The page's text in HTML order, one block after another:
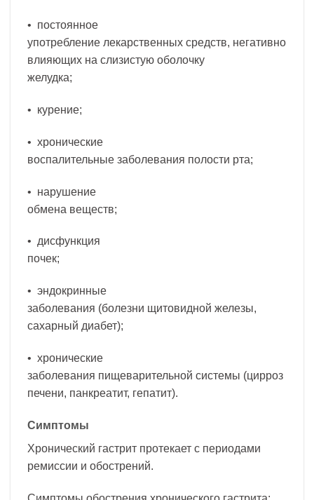
• постоянное
употребление лекарственных средств, негативно
влияющих на слизистую оболочку
желудка;
• курение;
• хронические
воспалительные заболевания полости рта;
• нарушение
обмена веществ;
• дисфункция
почек;
• эндокринные
заболевания (болезни щитовидной железы,
сахарный диабет);
• хронические
заболевания пищеварительной системы (цирроз
печени, панкреатит, гепатит).
Симптомы
Хронический гастрит протекает с периодами
ремиссии и обострений.